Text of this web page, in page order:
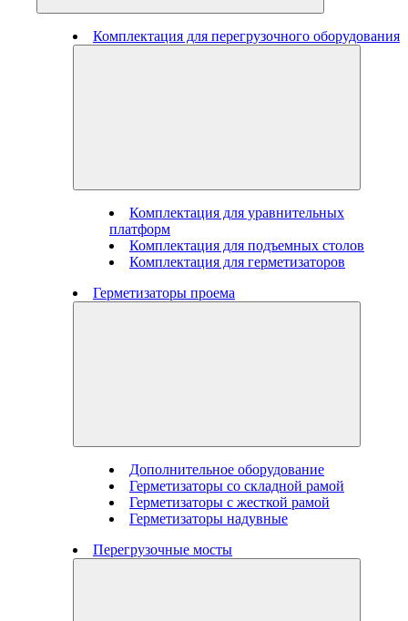
Комплектация для перегрузочного оборудования
Комплектация для уравнительных
платформ
Комплектация для подъемных столов
Комплектация для герметизаторов
Герметизаторы проема
Дополнительное оборудование
Герметизаторы со складной рамой
Герметизаторы с жесткой рамой
Герметизаторы надувные
Перегрузочные мосты